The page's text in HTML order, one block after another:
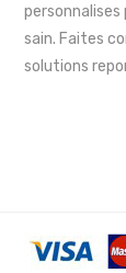
sain. Faites
solutions